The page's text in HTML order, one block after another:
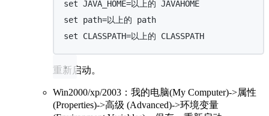
set JAVA_HOME=以上的 JAVAHOME
set path=以上的 path
set CLASSPATH=以上的 CLASSPATH
重新启动。
Win2000/xp/2003：我的电脑(My Computer)->属性
(Properties)->高级 (Advanced)->环境变量